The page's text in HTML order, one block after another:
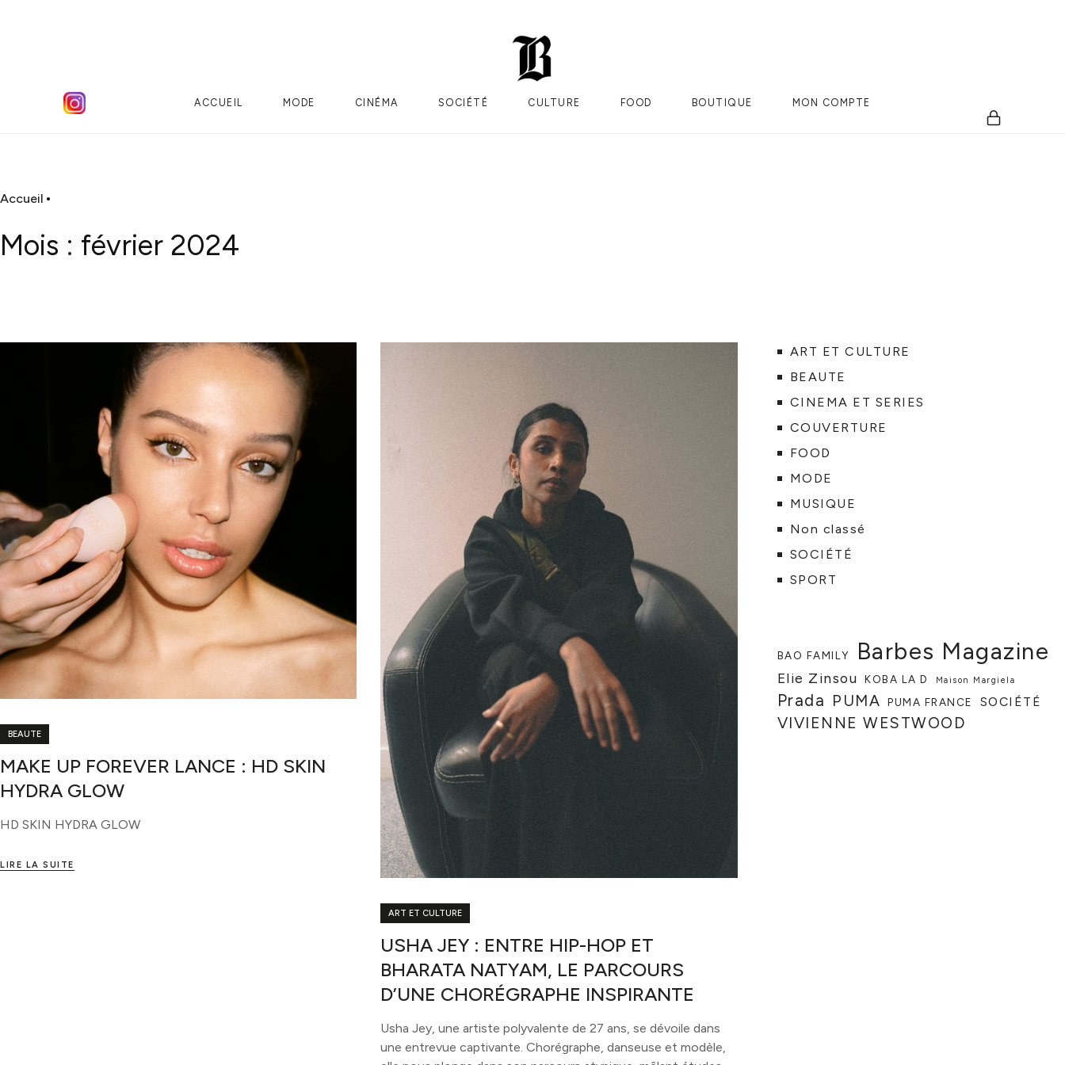
ACCUEIL MODE CINÉMA SOCIÉTÉ CULTURE FOOD BOUTIQUE MON COMPTE
Accueil
Mois : février 2024
BEAUTE
MAKE UP FOREVER LANCE : HD SKIN
HYDRA GLOW
HD SKIN HYDRA GLOW
LIRE LA SUITE
ART ET CULTURE
USHA JEY : ENTRE HIP-HOP ET
BHARATA NATYAM, LE PARCOURS
D’UNE CHORÉGRAPHE INSPIRANTE
Usha Jey, une artiste polyvalente de 27 ans, se dévoile dans
une entrevue captivante. Chorégraphe, danseuse et modèle,
ART ET CULTURE
BEAUTE
CINEMA ET SERIES
COUVERTURE
FOOD
MODE
MUSIQUE
Non classé
SOCIÉTÉ
SPORT
BAO FAMILY Barbes Magazine
Elie Zinsou KOBA LA D Maison Margiela
Prada PUMA PUMA FRANCE SOCIÉTÉ
VIVIENNE WESTWOOD